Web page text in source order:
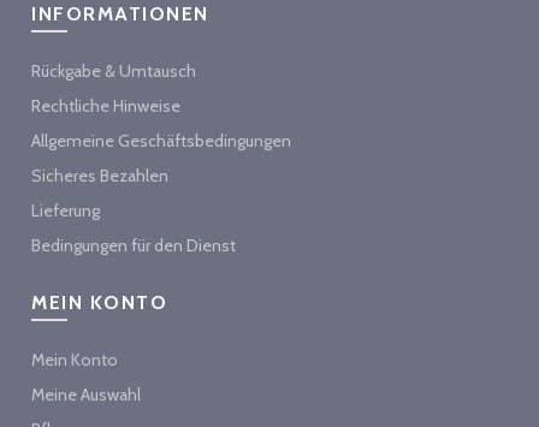
INFORMATIONEN
Rückgabe & Umtausch
Rechtliche Hinweise
Allgemeine Geschäftsbedingungen
Sicheres Bezahlen
Lieferung
Bedingungen für den Dienst
MEIN KONTO
Mein Konto
Meine Auswahl